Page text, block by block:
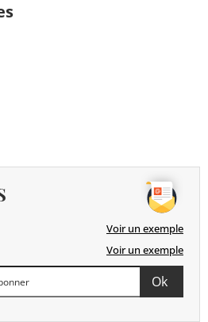
Voir un exemple
Voir un exemple